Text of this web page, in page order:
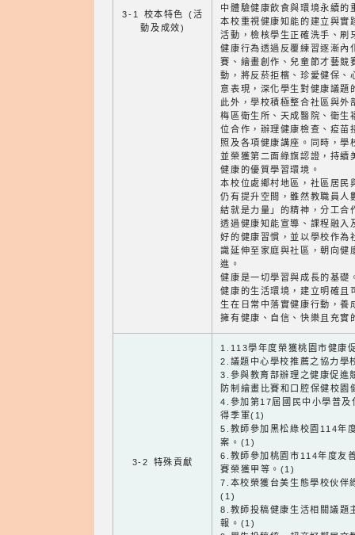
3-1 校本特色 (活
動及成效)
中體驗健康飲食與環境永續的
本校重視健康知能的建立與實
活動，檢核學生正確洗手、刷
健康行為透過反覆練習逐漸內
賽、繪畫創作、兒童節才藝競
動，將反菸拒檳、珍愛健保、
意表現，深化學生對健康議題
此外，學校積極整合社區與外
梅區衛生所、天成醫院、衛生
位合作，辦理健康檢查、疫苗
照及各項健康講座。同時，學
並榮獲第二面綠旗認證，持續
健康的優質學習環境。
本校位處鄉村地區，社區居民
仍有提升空間，雖然教職員人
結就是力量」的精神，分工合
透過健康知能宣導、課程融入
好的健康習慣，並以學校作為
識延伸至家庭與社區，朝向健
進。
健康是一切學習與成長的基礎
健康的生活環境，建立明確且
生在日常中落實健康行動，養
擁有健康、自信、快樂且充實
3-2 特殊貢獻
1.113學年度榮獲桃園市健康
2.議題中心學校推薦之協力學
3.參與教育部辦理之健康促進
防制繪畫比賽和口腔保健校
4.參加第17屆國民中小學普
得季軍(1)
5.教師參加黑松綠校園114年
案。(1)
6.教師參加桃園市114年度友
賽榮獲甲等。(1)
7.本校榮獲台美生態學校伙伴
(1)
8.教師投稿健康生活相關議題
報。(1)